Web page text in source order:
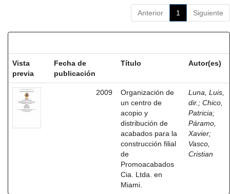
Anterior 1 Siguiente
Vista
previa
Fecha de
publicación
Título Autor(es)
2009
Organización de
un centro de
acopio y
distribución de
acabados para la
construcción filial
de
Promoacabados
Cia. Ltda. en
Miami.
Luna, Luis,
dir. ; Chico,
Patricia;
Páramo,
Xavier;
Vasco,
Cristian